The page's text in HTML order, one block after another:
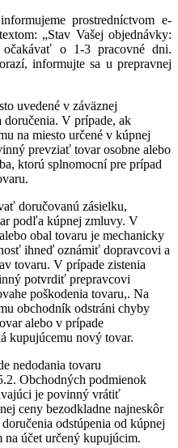
prostredníctvom e-
„Stav Vašej objednávky:
o 1-3 pracovné dni.
informujte sa u prepravnej
uvedené v záväznej
doručenia. V prípade, ak
na miesto určené v kúpnej
prevziať tovar osobne alebo
ktorú splnomocní pre prípad
doručovanú zásielku,
podľa kúpnej zmluvy. V
obal tovaru je mechanicky
ihneď oznámiť dopravcovi a
tovaru. V prípade zistenia
potvrdiť prepravcovi
poškodenia tovaru,. Na
obchodník odstráni chyby
alebo v prípade
kupujúcemu nový tovar.
nedodania tovaru
Obchodných podmienok
je povinný vrátiť
ceny bezodkladne najneskôr
odstúpenia od kúpnej
účet určený kupujúcim.